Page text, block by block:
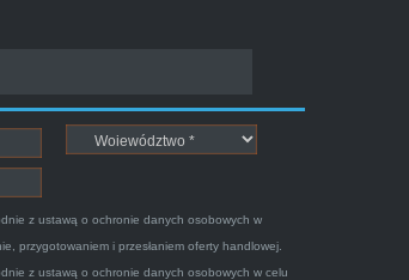
Peugeota dwie godziny po
panów przy kawie w
z ustawą o ochronie danych osobowych w
przygotowaniem i przesłaniem oferty handlowej.
z ustawą o ochronie danych osobowych w celu